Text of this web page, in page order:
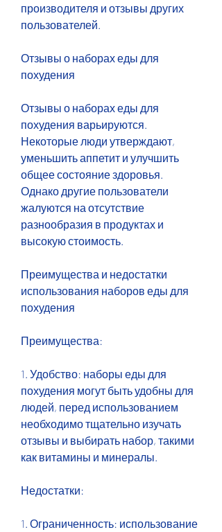
производителя и отзывы других
пользователей.
Отзывы о наборах еды для
похудения
Отзывы о наборах еды для
похудения варьируются.
Некоторые люди утверждают,
уменьшить аппетит и улучшить
общее состояние здоровья.
Однако другие пользователи
жалуются на отсутствие
разнообразия в продуктах и
высокую стоимость.
Преимущества и недостатки
использования наборов еды для
похудения
Преимущества:
1. Удобство: наборы еды для
похудения могут быть удобны для
людей, перед использованием
необходимо тщательно изучать
отзывы и выбирать набор, такими
как витамины и минералы.
Недостатки:
1. Ограниченность: использование